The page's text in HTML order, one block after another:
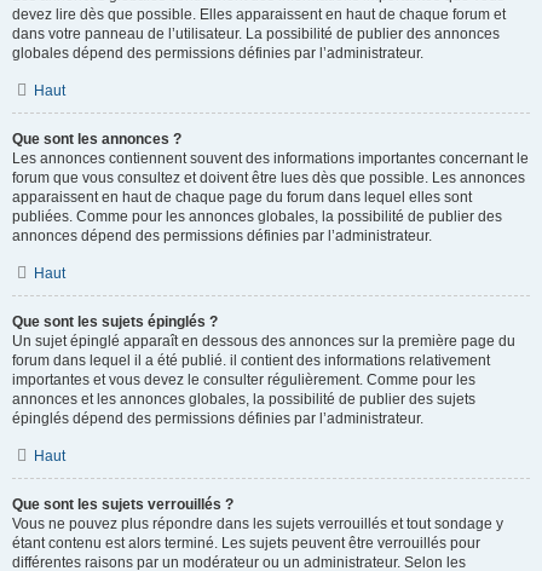
devez lire dès que possible. Elles apparaissent en haut de chaque forum et
dans votre panneau de l’utilisateur. La possibilité de publier des annonces
globales dépend des permissions définies par l’administrateur.
Haut
Que sont les annonces ?
Les annonces contiennent souvent des informations importantes concernant le
forum que vous consultez et doivent être lues dès que possible. Les annonces
apparaissent en haut de chaque page du forum dans lequel elles sont
publiées. Comme pour les annonces globales, la possibilité de publier des
annonces dépend des permissions définies par l’administrateur.
Haut
Que sont les sujets épinglés ?
Un sujet épinglé apparaît en dessous des annonces sur la première page du
forum dans lequel il a été publié. il contient des informations relativement
importantes et vous devez le consulter régulièrement. Comme pour les
annonces et les annonces globales, la possibilité de publier des sujets
épinglés dépend des permissions définies par l’administrateur.
Haut
Que sont les sujets verrouillés ?
Vous ne pouvez plus répondre dans les sujets verrouillés et tout sondage y
étant contenu est alors terminé. Les sujets peuvent être verrouillés pour
différentes raisons par un modérateur ou un administrateur. Selon les